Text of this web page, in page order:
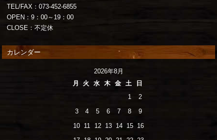
TEL/FAX：073-452-6855
OPEN：9：00～19：00
CLOSE：不定休
カレンダー
2026年8月
月
火 水 木 金 土
日
1
2
3
4 5 6 7 8
9
10 11 12 13 14 15
16